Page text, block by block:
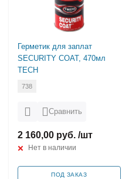
Герметик для заплат
SECURITY COAT, 470мл
TECH
738
Сравнить
2 160,00 руб. /шт
Нет в наличии
ПОД ЗАКАЗ